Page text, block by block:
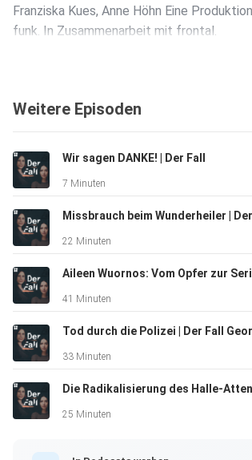
Franziska Kues, Anne Höhn Eine
funk. In Zusammenarbeit mit frontal.
Weitere Episoden
Wir sagen DANKE! | Der Fall
7 Minuten
Missbrauch beim Wunderheiler | Der
22 Minuten
41 Minuten
33 Minuten
25 Minuten